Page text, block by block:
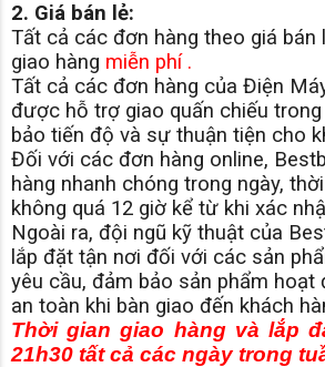
2. Giá bán lẻ:
Tất cả các đơn hàng theo giá
giao hàng miễn phí .
Tất cả các đơn hàng của Điện
được hỗ trợ giao quấn chiếu
bảo tiến độ và sự thuận tiện cho
Đối với các đơn hàng online,
hàng nhanh chóng trong ngày,
không quá 12 giờ kể từ khi xác
Ngoài ra, đội ngũ kỹ thuật của
lắp đặt tận nơi đối với các sản
yêu cầu, đảm bảo sản phẩm hoạt
an toàn khi bàn giao đến khách
Thời gian giao hàng và lắp
21h30 tất cả các ngày trong